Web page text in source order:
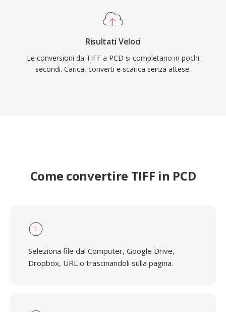
Risultati Veloci
Le conversioni da TIFF a PCD si completano in pochi
secondi. Carica, converti e scarica senza attese.
Come convertire TIFF in PCD
1
Seleziona file dal Computer, Google Drive,
Dropbox, URL o trascinandoli sulla pagina.